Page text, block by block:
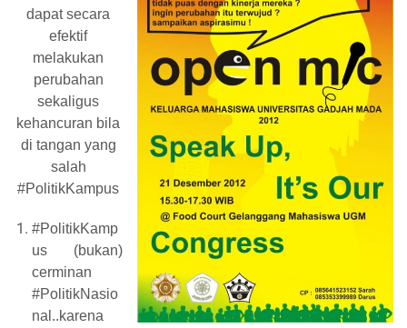
dapat secara
efektif
melakukan
perubahan
sekaligus
kehancuran bila
di tangan yang
salah
#PolitikKampus
#PolitikKamp
us (bukan)
cerminan
#PolitikNasio
nal..karena